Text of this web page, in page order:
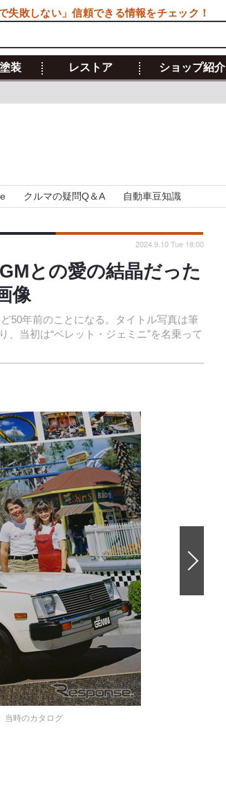
装 レストア ショップ紹介
クルマの疑問Q＆A 自動車豆知識
との愛の結晶だった
像
50年前のことになる。タイトル写真は筆
当初は“ベレット・ジェミニ”を名乗って
2024.9.10 Tue 18:00
当時のカタログ
失敗しない」信頼できる情報をチェック！